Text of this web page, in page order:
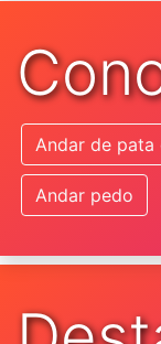
Andar de pata
Andar pedo